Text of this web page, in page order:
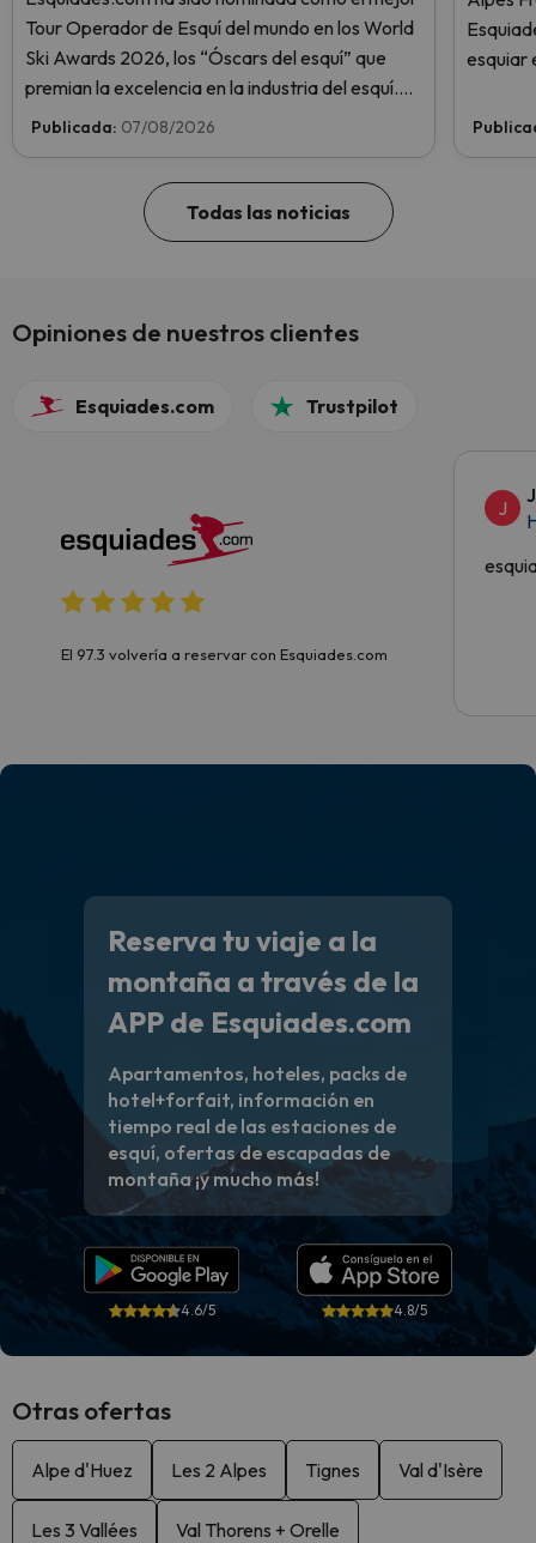
Tour Operador de Esquí del mundo en los World
Ski Awards 2026, los “Óscars del esquí” que
premian la excelencia en la industria del esquí.
¡Vota ahora y ayúdanos a alcanzar la cima!
Publicada: 07/08/2026
esquiar
Todas las noticias
Opiniones de nuestros clientes
Esquiades.com Trustpilot
El 97.3 volvería a reservar con Esquiades.com
J
Reserva tu viaje a la
montaña a través de la
APP de Esquiades.com
Apartamentos, hoteles, packs de
hotel+forfait, información en
tiempo real de las estaciones de
esquí, ofertas de escapadas de
montaña ¡y mucho más!
4.6/5 4.8/5
Otras ofertas
Alpe d'Huez Les 2 Alpes Tignes Val d'Isère
Les 3 Vallées Val Thorens + Orelle